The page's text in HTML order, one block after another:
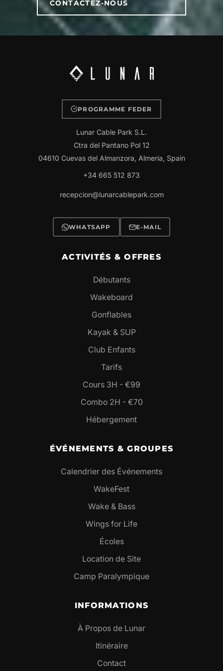
CONTACTEZ-NOUS
PROGRAMME FEDER
Lunar Cable Park S.L.
Ctra del Pantano Pol 12
04610 Cuevas del Almanzora, Almería, Spain
+34 665 512 873
recepcion@lunarcablepark.com
WHATSAPP E-MAIL
ACTIVITÉS & OFFRES
Débutants
Wakeboard
Gonflables
Kayak & SUP
Club Enfants
Tarifs
Cours 3H - €99
Combo 2H - €70
Hébergement
ÉVÉNEMENTS & GROUPES
Calendrier des Événements
WakeFest
Wake & Bass
Wings for Life
Écoles
Location de Site
Camp Paralympique
INFORMATIONS
À Propos de Lunar
Itinéraire
Contact